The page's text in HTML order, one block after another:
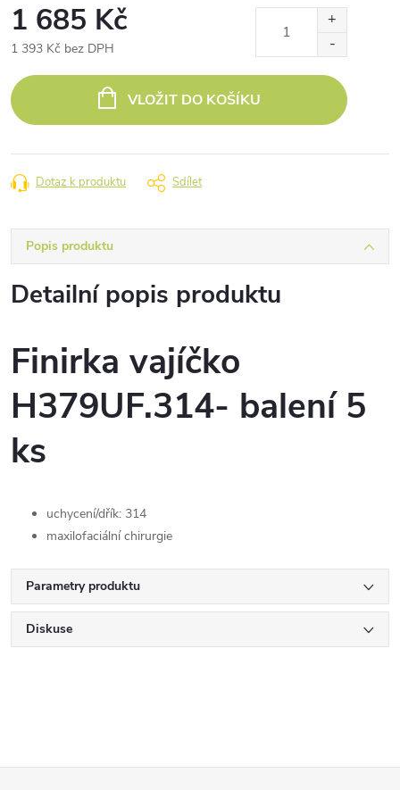
1 685 Kč
1 393 Kč bez DPH
cena:
VLOŽIT DO KOŠÍKU
Dotaz k produktu Sdílet
Popis produktu
Detailní popis produktu
Finirka vajíčko
H379UF.314- balení 5
ks
uchycení/dřík: 314
maxilofaciální chirurgie
Parametry produktu
Diskuse